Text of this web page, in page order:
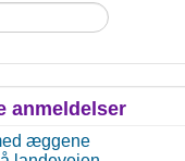
anmeldelser
æggene